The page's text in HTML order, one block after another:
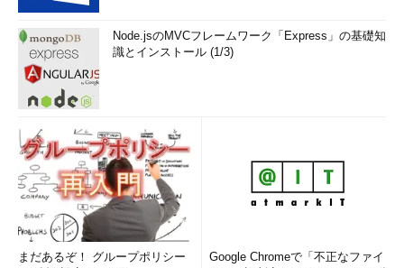
Node.jsのMVCフレームワーク「Express」の基礎知
識とインストール (1/3)
まだあるぞ！ グループポリシー
Google Chromeで「不正なファイ